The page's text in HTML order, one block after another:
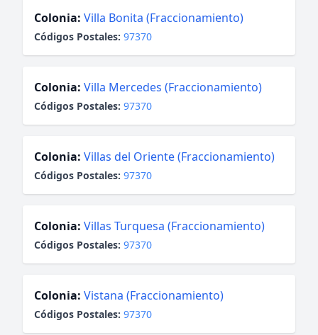
Colonia: Villa Bonita (Fraccionamiento)
Códigos Postales: 97370
Colonia: Villa Mercedes (Fraccionamiento)
Códigos Postales: 97370
Colonia: Villas del Oriente (Fraccionamiento)
Códigos Postales: 97370
Colonia: Villas Turquesa (Fraccionamiento)
Códigos Postales: 97370
Colonia: Vistana (Fraccionamiento)
Códigos Postales: 97370